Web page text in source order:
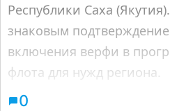
Республики Саха
знаковым
включения верфи в
флота для нужд региона.
0